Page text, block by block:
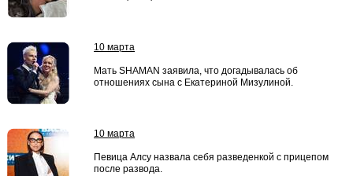
10 марта
Мать SHAMAN заявила, что догадывалась об
отношениях сына с Екатериной Мизулиной.
10 марта
Певица Алсу назвала себя разведенкой с прицепом
после развода.